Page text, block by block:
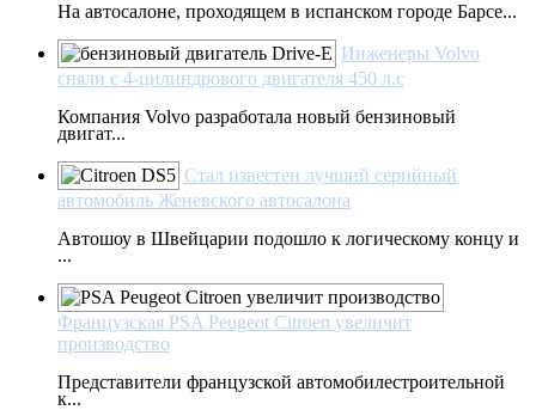
На автосалоне, проходящем в испанском городе Барсе...
Инженеры Volvo
сняли с 4-цилиндрового двигателя 450 л.с
Компания Volvo разработала новый бензиновый
двигат...
Стал известен лучший серийный
автомобиль Женевского автосалона
Автошоу в Швейцарии подошло к логическому концу и
...
Французская PSA Peugeot Citroen увеличит
производство
Представители французской автомобилестроительной
к...